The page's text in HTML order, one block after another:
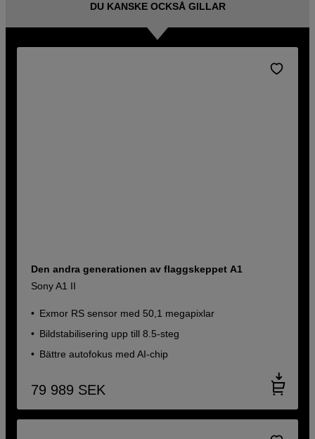
DU KANSKE OCKSÅ GILLAR
Den andra generationen av flaggskeppet A1
Sony A1 II
Exmor RS sensor med 50,1 megapixlar
Bildstabilisering upp till 8.5-steg
Bättre autofokus med AI-chip
79 989 SEK